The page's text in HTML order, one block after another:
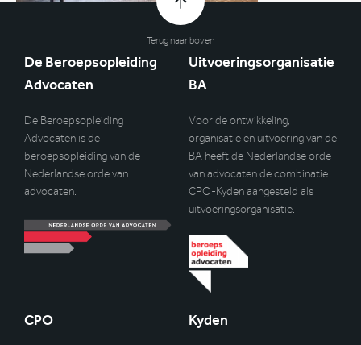
Terug naar boven
De Beroepsopleiding
Advocaten
De Beroepsopleiding
Advocaten is de
beroepsopleiding van de
Nederlandse orde van
advocaten.
Uitvoeringsorganisatie
BA
Voor de ontwikkeling,
organisatie en uitvoering van de
BA heeft de Nederlandse orde
van advocaten de combinatie
CPO-Kyden aangesteld als
uitvoeringsorganisatie.
CPO Kyden